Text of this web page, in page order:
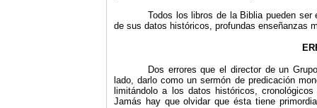
Todos los libros de la Biblia pueden
de sus datos históricos, profundas enseñanzas
Dos errores que el director de un
lado, darlo como un sermón de predicación
limitándolo a los datos históricos,
Jamás hay que olvidar que ésta tiene